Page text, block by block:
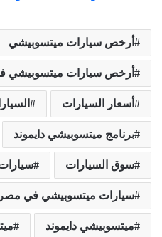
أرخص سيارات ميتسوبيشي
أرخص سيارات ميتسوبيشي
أسعار السيارات
برنامج ميتسوبيشي دايموند
سوق السيارات
سيارات ميتسوبيشي في مصر
ميتسوبيشي دايموند